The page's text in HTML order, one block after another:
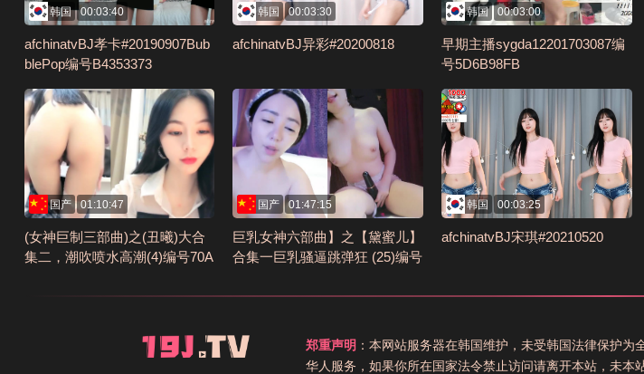
韩国 00:03:40
afchinatvBJ孝卡#20190907Bub
blePop编号B4353373
韩国 00:03:30
afchinatvBJ异彩#20200818
韩国 00:03:00
早期主播sygda12201703087编
号5D6B98FB
国产 01:10:47
(女神巨制三部曲)之(丑曦)大合
集二，潮吹喷水高潮(4)编号70A
国产 01:47:15
巨乳女神六部曲】之【黛蜜儿】
合集一巨乳骚逼跳弹狂 (25)编号
韩国 00:03:25
afchinatvBJ宋琪#20210520
郑重声明 ：本网站服务器在韩国维护，未受韩国法律保护为
华人服务，如果你所在国家法令禁止访问请离开本站，未本